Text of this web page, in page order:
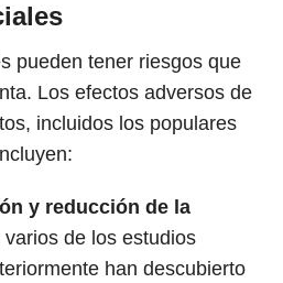
pueden tener riesgos que
Los efectos adversos de
incluidos los populares
y reducción de la
varios de los estudios
han descubierto